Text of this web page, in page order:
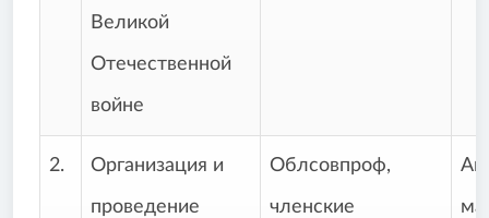
Великой
Отечественной
войне
2. Организация и
проведение
Облсовпроф,
членские